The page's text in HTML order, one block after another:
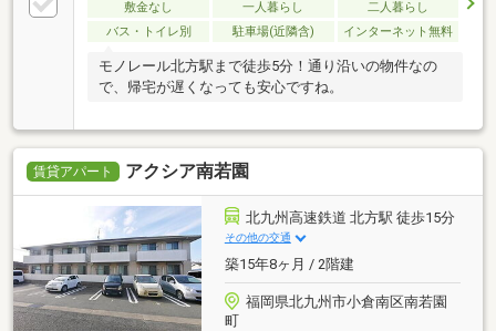
敷金なし 一人暮らし
二人暮らし
バス・トイレ別
駐車場(近隣含) インターネット無料
モノレール北方駅まで徒歩5分！通り沿いの物件なの
で、帰宅が遅くなっても安心ですね。
賃貸アパート アクシア南若園
北九州高速鉄道 北方駅 徒歩15分
その他の交通
築15年8ヶ月 / 2階建
福岡県北九州市小倉南区南若園
町